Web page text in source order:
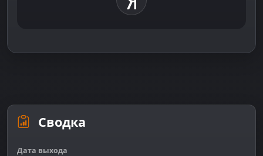
Сводка
Дата выхода